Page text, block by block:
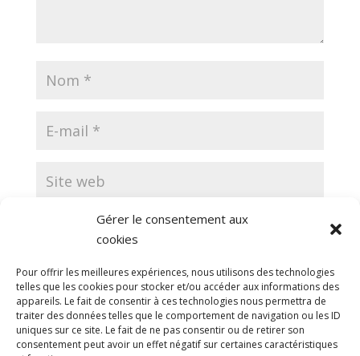
Gérer le consentement aux
cookies
Pour offrir les meilleures expériences, nous utilisons des technologies
telles que les cookies pour stocker et/ou accéder aux informations des
appareils. Le fait de consentir à ces technologies nous permettra de
traiter des données telles que le comportement de navigation ou les ID
uniques sur ce site. Le fait de ne pas consentir ou de retirer son
consentement peut avoir un effet négatif sur certaines caractéristiques
Enregistrer mon nom, mon e-mail et mon site
dans le navigateur pour mon prochain commentaire.